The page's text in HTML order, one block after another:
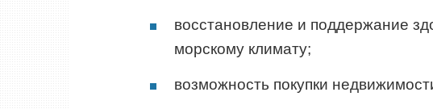
восстановление и поддержание
морскому климату;
возможность покупки